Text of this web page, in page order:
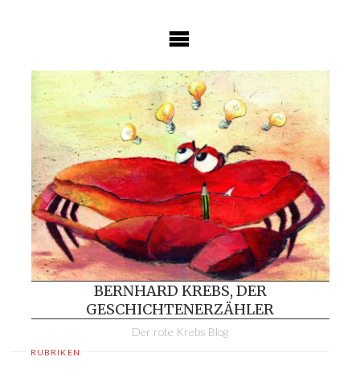
BERNHARD KREBS, DER
GESCHICHTENERZÄHLER
Der rote Krebs Blog
RUBRIKEN